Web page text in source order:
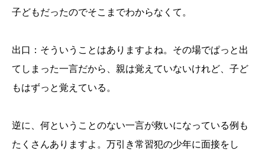
子どもだったのでそこまでわからなくて。
出口：そういうことはありますよね。その場でぱっと出
てしまった一言だから、親は覚えていないけれど、子ど
もはずっと覚えている。
逆に、何ということのない一言が救いになっている例も
たくさんありますよ。万引き常習犯の少年に面接をし